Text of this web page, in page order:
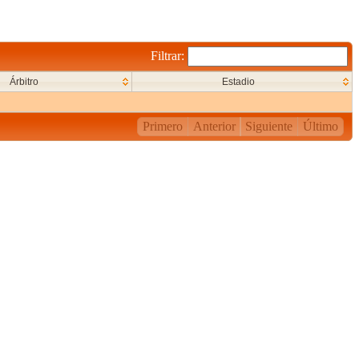
Filtrar:
Árbitro Estadio
Primero Anterior Siguiente Último